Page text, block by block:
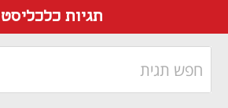
תגיות כלכליסט